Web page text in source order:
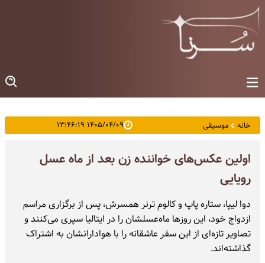
خانه موسیقی ۱۴۰۵/۰۴/۰۹ ۱۳:۴۶:۱۹
اولین عکس‌های خواننده زن بعد از ماه عسل
رویایی
دوا لیپا، ستاره پاپ و کالوم ترنر همسرش، پس از برگزاری مراسم
ازدواج خود، این روزها ماه‌عسلشان را در ایتالیا سپری می‌کنند و
تصاویر تازه‌ای از این سفر عاشقانه را با هوادارانشان به اشتراک
گذاشته‌اند.